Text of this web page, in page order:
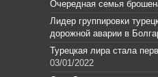
Очередная семья
Лидер группировки
дорожной аварии в
Турецкая лира стала
03/01/2022